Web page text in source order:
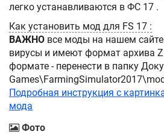
легко устанавливаются в ФС 17 .
Как установить мод для FS 17 :
ВАЖНО все моды на нашем
вирусы и имеют формат архива
формате - перенести в папку
Подробная инструкция с
мода
Фото